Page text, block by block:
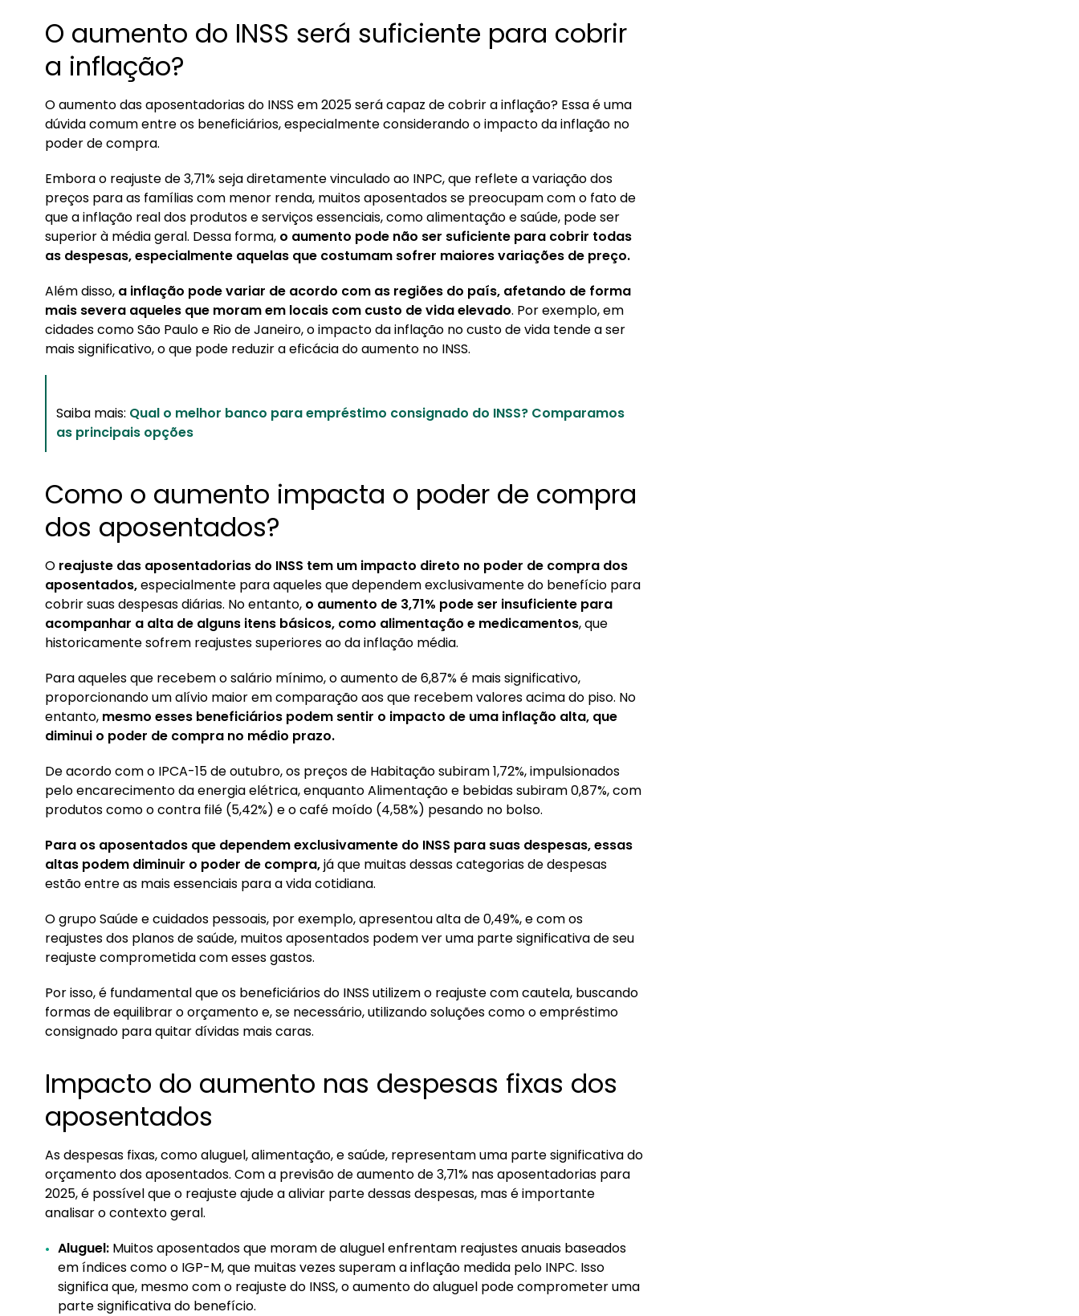
O aumento do INSS será suficiente para cobrir
a inflação?
O aumento das aposentadorias do INSS em 2025 será capaz de cobrir a inflação? Essa é uma
dúvida comum entre os beneficiários, especialmente considerando o impacto da inflação no
poder de compra.
Embora o reajuste de 3,71% seja diretamente vinculado ao INPC, que reflete a variação dos
preços para as famílias com menor renda, muitos aposentados se preocupam com o fato de
que a inflação real dos produtos e serviços essenciais, como alimentação e saúde, pode ser
superior à média geral. Dessa forma, o aumento pode não ser suficiente para cobrir todas
as despesas, especialmente aquelas que costumam sofrer maiores variações de preço.
Além disso, a inflação pode variar de acordo com as regiões do país, afetando de forma
mais severa aqueles que moram em locais com custo de vida elevado. Por exemplo, em
cidades como São Paulo e Rio de Janeiro, o impacto da inflação no custo de vida tende a ser
mais significativo, o que pode reduzir a eficácia do aumento no INSS.
Saiba mais: Qual o melhor banco para empréstimo consignado do INSS? Comparamos
as principais opções
Como o aumento impacta o poder de compra
dos aposentados?
O reajuste das aposentadorias do INSS tem um impacto direto no poder de compra dos
aposentados,especialmente para aqueles que dependem exclusivamente do benefício para
cobrir suas despesas diárias. No entanto, o aumento de 3,71% pode ser insuficiente para
acompanhar a alta de alguns itens básicos, como alimentação e medicamentos, que
historicamente sofrem reajustes superiores ao da inflação média.
Para aqueles que recebem o salário mínimo, o aumento de 6,87% é mais significativo,
proporcionando um alívio maior em comparação aos que recebem valores acima do piso. No
entanto, mesmo esses beneficiários podem sentir o impacto de uma inflação alta, que
diminui o poder de compra no médio prazo.
De acordo com o IPCA-15 de outubro, os preços de Habitação subiram 1,72%, impulsionados
pelo encarecimento da energia elétrica, enquanto Alimentação e bebidas subiram 0,87%, com
produtos como o contra filé (5,42%) e o café moído (4,58%) pesando no bolso.
Para os aposentados que dependem exclusivamente do INSS para suas despesas, essas
altas podem diminuir o poder de compra,já que muitas dessas categorias de despesas
estão entre as mais essenciais para a vida cotidiana.
O grupo Saúde e cuidados pessoais, por exemplo, apresentou alta de 0,49%, e com os
reajustes dos planos de saúde, muitos aposentados podem ver uma parte significativa de seu
reajuste comprometida com esses gastos.
Por isso, é fundamental que os beneficiários do INSS utilizem o reajuste com cautela, buscando
formas de equilibrar o orçamento e, se necessário, utilizando soluções como o empréstimo
consignado para quitar dívidas mais caras.
Impacto do aumento nas despesas fixas dos
aposentados
As despesas fixas, como aluguel, alimentação, e saúde, representam uma parte significativa do
orçamento dos aposentados. Com a previsão de aumento de 3,71% nas aposentadorias para
2025, é possível que o reajuste ajude a aliviar parte dessas despesas, mas é importante
analisar o contexto geral.
Aluguel: Muitos aposentados que moram de aluguel enfrentam reajustes anuais baseados
em índices como o IGP-M, que muitas vezes superam a inflação medida pelo INPC. Isso
significa que, mesmo com o reajuste do INSS, o aumento do aluguel pode comprometer uma
parte significativa do benefício.